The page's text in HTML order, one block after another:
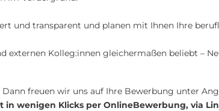
und transparent und planen mit Ihnen Ihre
externen Kolleg:innen gleichermaßen beliebt –
Dann freuen wir uns auf Ihre Bewerbung unter
wenigen Klicks per OnlineBewerbung, via